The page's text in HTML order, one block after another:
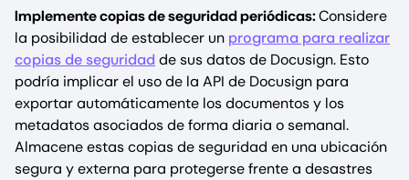
Implemente copias de seguridad periódicas:Considere
la posibilidad de establecer un programa para realizar
copias de seguridad de sus datos de Docusign. Esto
podría implicar el uso de la API de Docusign para
exportar automáticamente los documentos y los
metadatos asociados de forma diaria o semanal.
Almacene estas copias de seguridad en una ubicación
segura y externa para protegerse frente a desastres